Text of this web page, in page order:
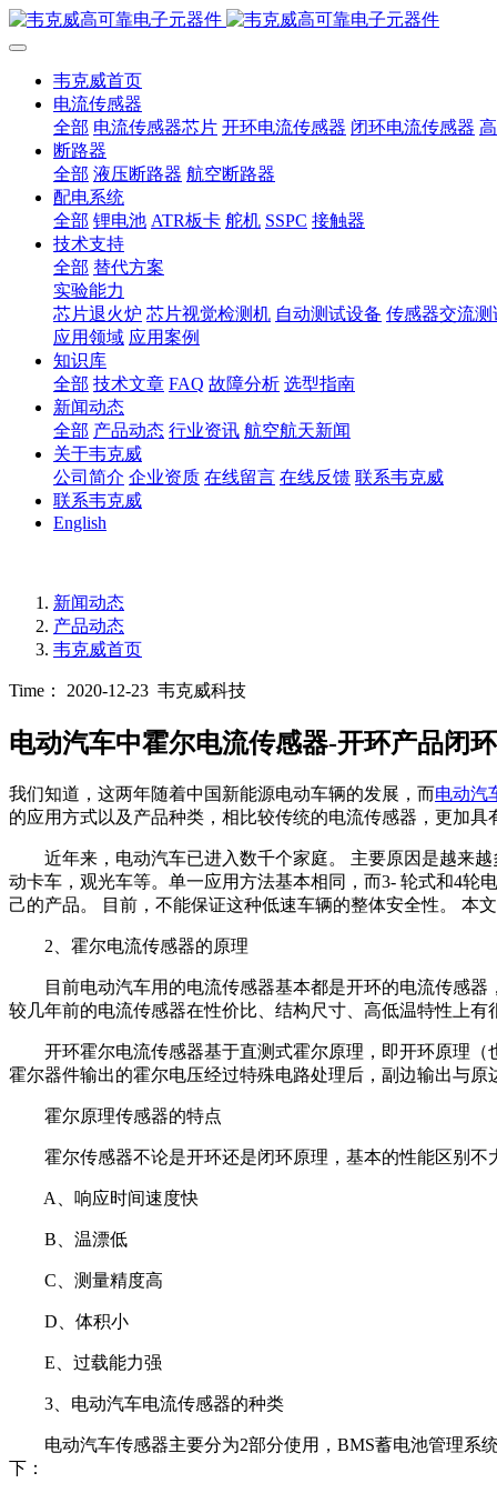
韦克威首页
电流传感器
全部 电流传感器芯片 开环电流传感器 闭环电流传感器
断路器
全部 液压断路器 航空断路器
配电系统
全部 锂电池 ATR板卡 舵机 SSPC 接触器
技术支持
全部 替代方案
实验能力
芯片退火炉 芯片视觉检测机 自动测试设备 传感器交流测
应用领域 应用案例
知识库
全部 技术文章 FAQ 故障分析 选型指南
新闻动态
全部 产品动态 行业资讯 航空航天新闻
关于韦克威
公司简介 企业资质 在线留言 在线反馈 联系韦克威
联系韦克威
English
新闻动态
产品动态
韦克威首页
Time： 2020-12-23 韦克威科技
电动汽车中霍尔电流传感器-开环产品闭
我们知道，这两年随着中国新能源电动车辆的发展，而电动汽
的应用方式以及产品种类，相比较传统的电流传感器，更加
近年来，电动汽车已进入数千个家庭。 主要原因是越来越
动卡车，观光车等。单一应用方法基本相同，而3- 轮式和4轮
己的产品。 目前，不能保证这种低速车辆的整体安全性。 本
2、霍尔电流传感器的原理
目前电动汽车用的电流传感器基本都是开环的电流传感器
较几年前的电流传感器在性价比、结构尺寸、高低温特性上
开环霍尔电流传感器基于直测式霍尔原理，即开环原理（
霍尔器件输出的霍尔电压经过特殊电路处理后，副边输出与
霍尔原理传感器的特点
霍尔传感器不论是开环还是闭环原理，基本的性能区别不
A、响应时间速度快
B、温漂低
C、测量精度高
D、体积小
E、过载能力强
3、电动汽车电流传感器的种类
电动汽车传感器主要分为2部分使用，BMS蓄电池管理系统
下：